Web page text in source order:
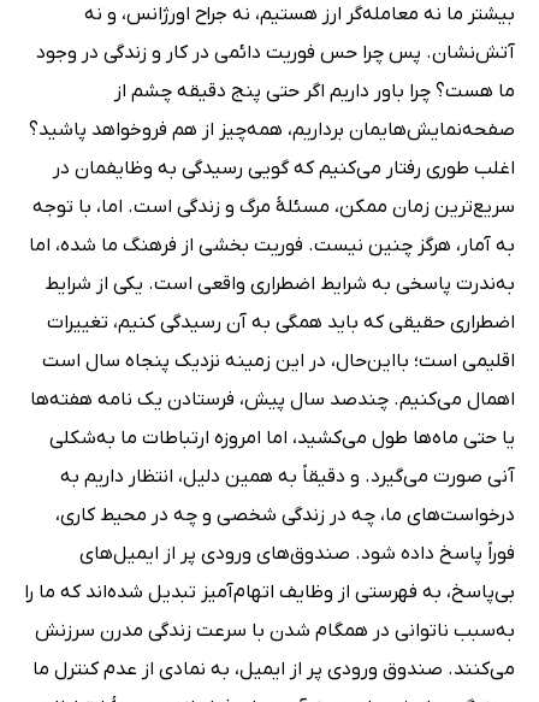
بیشتر ما نه معامله‌گر ارز هستیم، نه جراح اورژانس، و نه
آتش‌نشان. پس چرا حس فوریت دائمی در کار و زندگی در وجود
ما هست؟ چرا باور داریم اگر حتی پنج دقیقه چشم از
صفحه‌نمایش‌هایمان برداریم، همه‌چیز از هم فروخواهد پاشید؟
اغلب طوری رفتار می‌کنیم که گویی رسیدگی به وظایفمان در
سریع‌ترین زمان ممکن، مسئلۀ مرگ و زندگی است. اما، با توجه
به آمار، هرگز چنین نیست. فوریت بخشی از فرهنگ ما شده، اما
به‌ندرت پاسخی به شرایط اضطراری واقعی است. یکی از شرایط
اضطراری حقیقی که باید همگی به آن رسیدگی کنیم، تغییرات
اقلیمی است؛ بااین‌حال، در این زمینه نزدیک پنجاه سال است
اهمال می‌کنیم. چندصد سال پیش، فرستادن یک نامه هفته‌ها
یا حتی ماه‌ها طول می‌کشید، اما امروزه ارتباطات ما به‌شکلی
آنی صورت می‌گیرد. و دقیقاً به همین دلیل، انتظار داریم به
درخواست‌های ما، چه در زندگی شخصی و چه در محیط کاری،
فوراً پاسخ داده شود. صندوق‌های ورودی پر از ایمیل‌های
بی‌پاسخ، به فهرستی از وظایف اتهام‌آمیز تبدیل شده‌اند که ما را
به‌سبب ناتوانی در همگام شدن با سرعت زندگی مدرن سرزنش
می‌کنند. صندوق ورودی پر از ایمیل، به نمادی از عدم کنترل ما